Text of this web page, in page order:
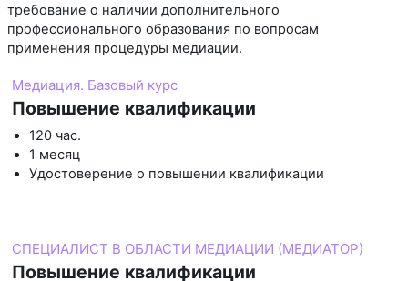
требование о наличии дополнительного
профессионального образования по вопросам
применения процедуры медиации.
Медиация. Базовый курс
Повышение квалификации
120 час.
1 месяц
Удостоверение о повышении квалификации
СПЕЦИАЛИСТ В ОБЛАСТИ МЕДИАЦИИ (МЕДИАТОР)
Повышение квалификации